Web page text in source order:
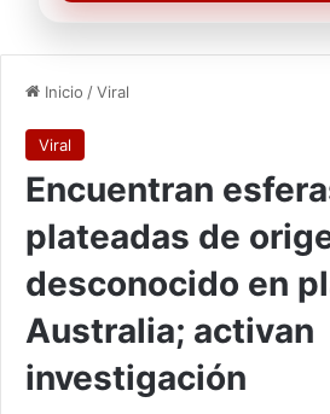
Inicio /Viral
Viral
Encuentran
plateadas de
desconocido en
Australia; activan
investigación